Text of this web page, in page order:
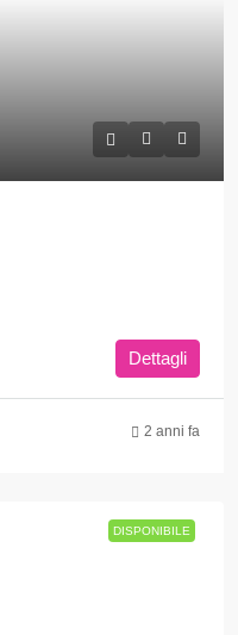
Dettagli
2 anni fa
DISPONIBILE